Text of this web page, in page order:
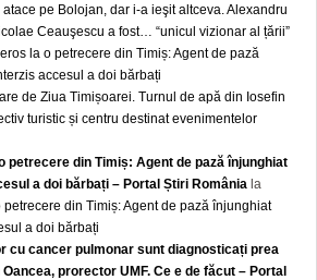
atace pe Bolojan, dar i-a ieşit altceva. Alexandru
Ceauşescu a fost… “unicul vizionar al țării”
la o petrecere din Timiș: Agent de pază
accesul a doi bărbați
de Ziua Timișoarei. Turnul de apă din Iosefin
turistic și centru destinat evenimentelor
petrecere din Timiș: Agent de pază înjunghiat
a doi bărbați – Portal Știri România la
din Timiș: Agent de pază înjunghiat
a doi bărbați
cu cancer pulmonar sunt diagnosticați prea
prorector UMF. Ce e de făcut – Portal